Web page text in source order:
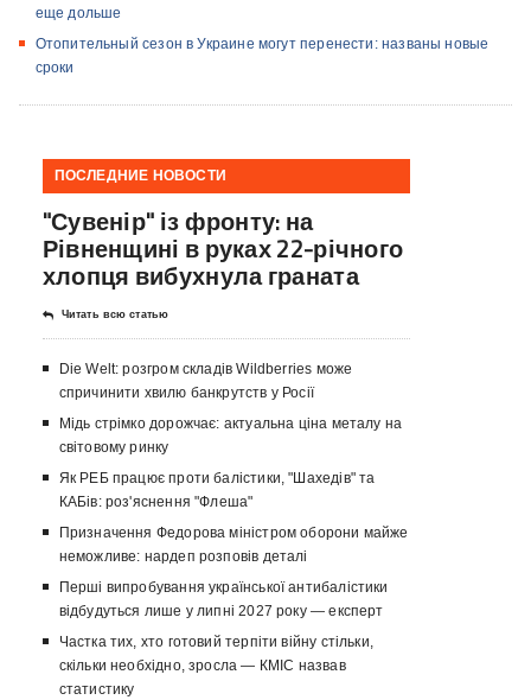
еще дольше
Отопительный сезон в Украине могут перенести: названы новые
сроки
ПОСЛЕДНИЕ НОВОСТИ
"Сувенір" із фронту: на
Рівненщині в руках 22-річного
хлопця вибухнула граната
Читать всю статью
Die Welt: розгром складів Wildberries може
спричинити хвилю банкрутств у Росії
Мідь стрімко дорожчає: актуальна ціна металу на
світовому ринку
Як РЕБ працює проти балістики, "Шахедів" та
КАБів: роз'яснення "Флеша"
Призначення Федорова міністром оборони майже
неможливе: нардеп розповів деталі
Перші випробування української антибалістики
відбудуться лише у липні 2027 року — експерт
Частка тих, хто готовий терпіти війну стільки,
скільки необхідно, зросла — КМІС назвав
статистику